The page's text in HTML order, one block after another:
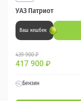
УАЗ Патриот
Ваш кешбек
439 900 ₽
417 900 ₽
Бензин